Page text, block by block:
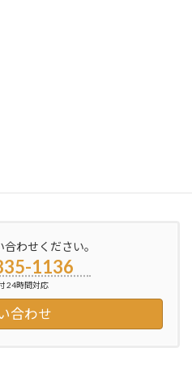
わせください。
1136
24時間対応
合わせ